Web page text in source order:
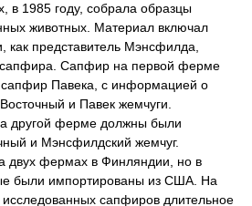
в 1985 году, собрала образцы
животных. Материал включал
как представитель Мэнсфилда,
Сапфир на первой ферме
Павека, с информацией о
и Павек жемчуги.
другой ферме должны были
и Мэнсфилдский жемчуг.
двух фермах в Финляндии, но в
были импортированы из США. На
сапфиров длительное